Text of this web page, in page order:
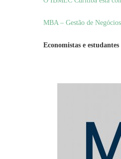
MBA – Gestão de Negócios
Economistas e